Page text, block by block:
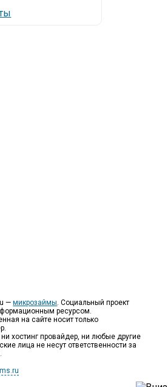
—микрозаймы. Социальный проект
ресурсом.
на сайте носит только
хостинг провайдер, ни любые другие
лица не несут ответственности за